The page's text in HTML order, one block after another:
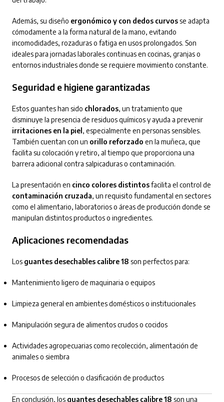
Además, su diseño ergonómico y con dedos curvosse adapta
cómodamente a la forma natural de la mano, evitando
incomodidades, rozaduras o fatiga en usos prolongados. Son
ideales para jornadas laborales continuas en cocinas, granjas o
entornos industriales donde se requiere movimiento constante.
Seguridad e higiene garantizadas
Estos guantes han sido chlorados, un tratamiento que
disminuye la presencia de residuos químicos y ayuda a prevenir
irritaciones en la piel , especialmente en personas sensibles.
También cuentan con un orillo reforzado en la muñeca, que
facilita su colocación y retiro, al tiempo que proporciona una
barrera adicional contra salpicaduras o contaminación.
La presentación en cinco colores distintosfacilita el control de
contaminación cruzada, un requisito fundamental en sectores
como el alimentario, laboratorios o áreas de producción donde se
manipulan distintos productos o ingredientes.
Aplicaciones recomendadas
Los guantes desechables calibre 18 son perfectos para:
Mantenimiento ligero de maquinaria o equipos
Limpieza general en ambientes domésticos o institucionales
Manipulación segura de alimentos crudos o cocidos
Actividades agropecuarias como recolección, alimentación de
animales o siembra
Procesos de selección o clasificación de productos
En conclusión, los guantes desechables calibre 18 son una